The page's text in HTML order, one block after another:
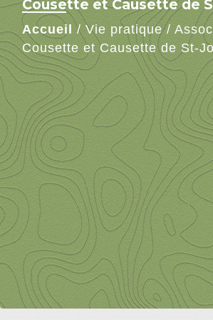
Cousette et Causette de
Accueil / Vie pratique/
Cousette et Causette de St-